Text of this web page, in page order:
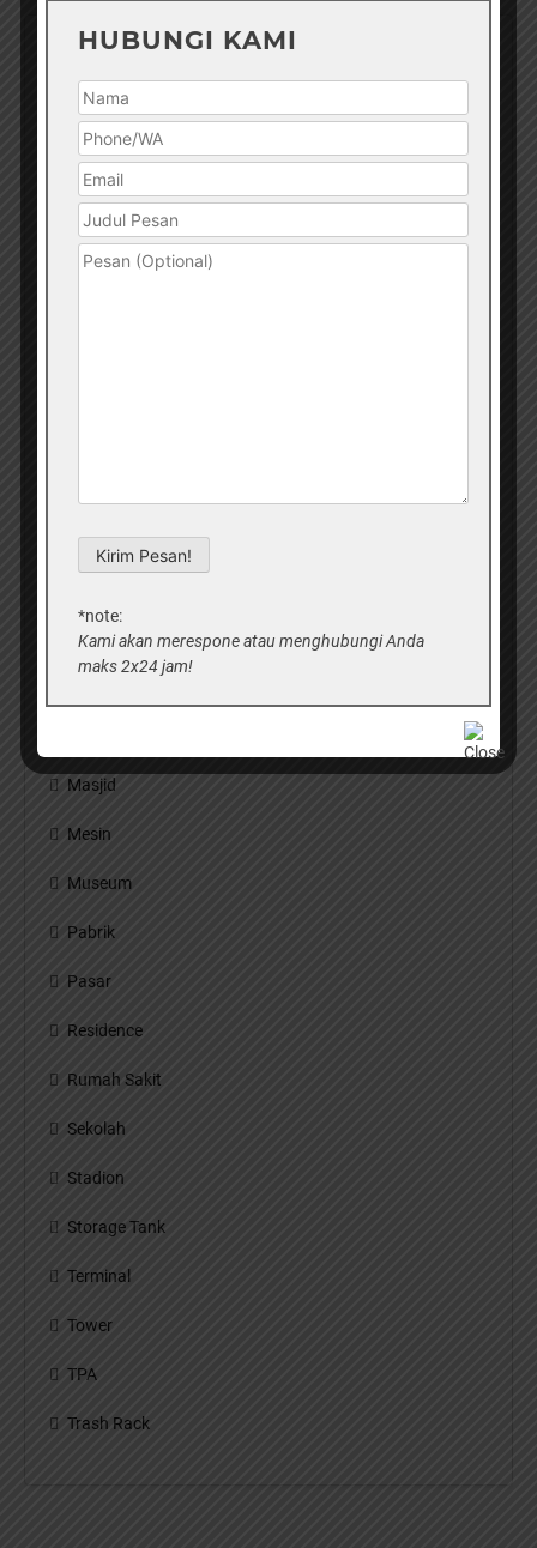
PORTOFOLIO
Alun Alun
Bandara
Bank
Gedung
Kampus
Kapal
Masjid
Mesin
Museum
Pabrik
Pasar
Residence
Rumah Sakit
Sekolah
Stadion
Storage Tank
Terminal
Tower
TPA
Trash Rack
HUBUNGI KAMI
*note:
Kami akan merespone atau menghubungi Anda
maks 2x24 jam!